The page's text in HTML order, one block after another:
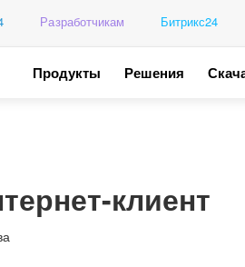
Разработчикам Битрикс24
Продукты Решения
клиент